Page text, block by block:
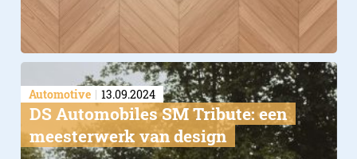
Automotive 13.09.2024
DS Automobiles SM Tribute: een
meesterwerk van design